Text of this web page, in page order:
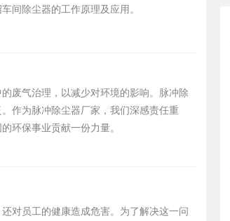
间除尘器的工作原理及应用。
废气治理，以减少对环境的影响。脉冲除
作为脉冲除尘器厂家，我们深感责任重
环保事业贡献一份力量。
对员工的健康造成危害。为了解决这一问